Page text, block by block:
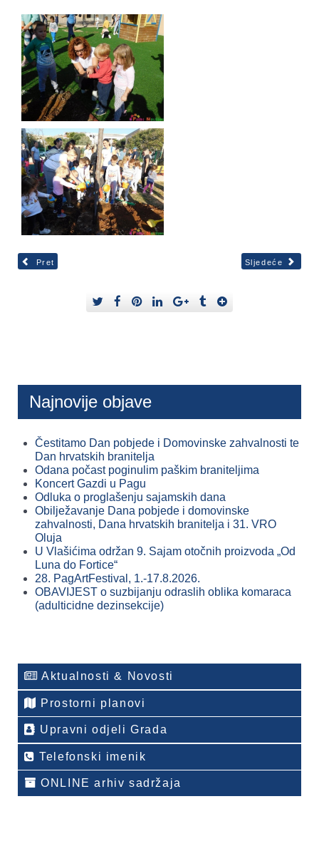
Pret Sljedeće
Najnovije objave
Čestitamo Dan pobjede i Domovinske zahvalnosti te
Dan hrvatskih branitelja
Odana počast poginulim paškim braniteljima
Koncert Gazdi u Pagu
Odluka o proglašenju sajamskih dana
Obilježavanje Dana pobjede i domovinske
zahvalnosti, Dana hrvatskih branitelja i 31. VRO
Oluja
U Vlašićima održan 9. Sajam otočnih proizvoda „Od
Luna do Fortice“
28. PagArtFestival, 1.-17.8.2026.
OBAVIJEST o suzbijanju odraslih oblika komaraca
(adulticidne dezinsekcije)
Aktualnosti & Novosti
Prostorni planovi
Upravni odjeli Grada
Telefonski imenik
ONLINE arhiv sadržaja